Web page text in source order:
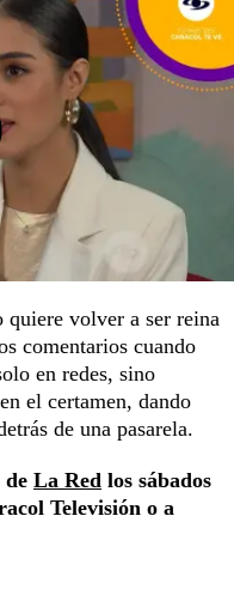
volver a ser reina
comentarios cuando
en redes, sino
el certamen, dando
de una pasarela.
de La Red los sábados
Televisión o a